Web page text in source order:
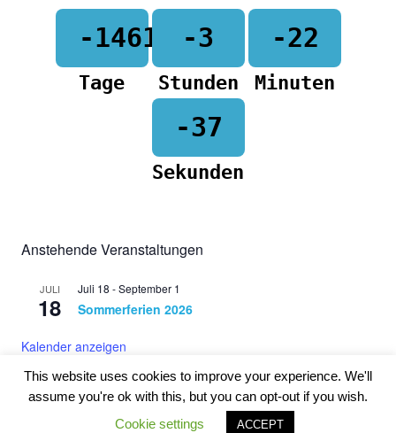
-1461
Tage
-3
Stunden
-22
Minuten
-37
Sekunden
Anstehende Veranstaltungen
JULI
18
Juli 18 -September 1
Sommerferien 2026
Kalender anzeigen
WordPress-Theme: Poseidon von ThemeZee.
This website uses cookies to improve your experience. We'll
assume you're ok with this, but you can opt-out if you wish.
Cookie settings
ACCEPT